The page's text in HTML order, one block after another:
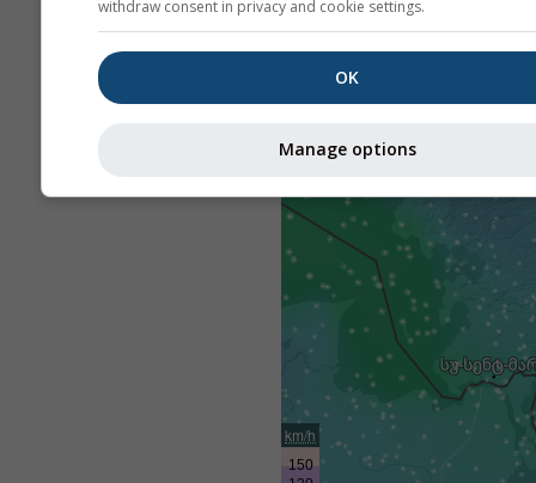
km/h
withdraw consent in privacy and cookie settings.
OK
Manage options